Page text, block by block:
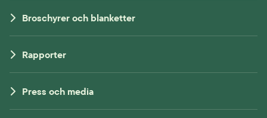
Broschyrer och blanketter
Rapporter
Press och media